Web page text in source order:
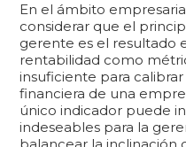
En el ámbito
considerar que el
gerente es el resultado
rentabilidad como
insuficiente para
financiera de una
único indicador puede
indeseables para la